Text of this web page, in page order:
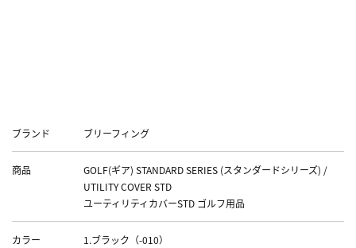
ブランド
ブリーフィング
商品
GOLF(ギア) STANDARD SERIES (スタンダードシリーズ) /
UTILITY COVER STD
ユーティリティカバーSTD ゴルフ用品
カラー 1.ブラック（-010）